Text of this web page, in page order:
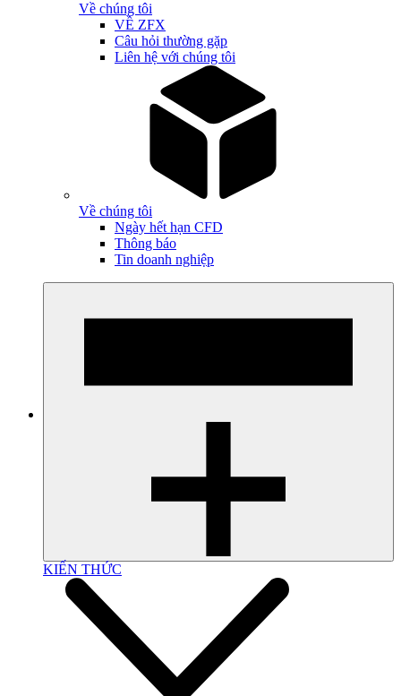
Về chúng tôi
VỀ ZFX
Câu hỏi thường gặp
Liên hệ với chúng tôi
Về chúng tôi
Ngày hết hạn CFD
Thông báo
Tin doanh nghiệp
KIẾN THỨC